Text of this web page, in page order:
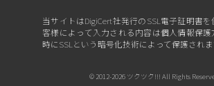
当サイトはDigiCert社発行のSSL電子証明書
客様によって入力される内容は個人情報保
時にSSLという暗号化技術によって保護されま
© 2012-2026 ツクツク!!! All Rights